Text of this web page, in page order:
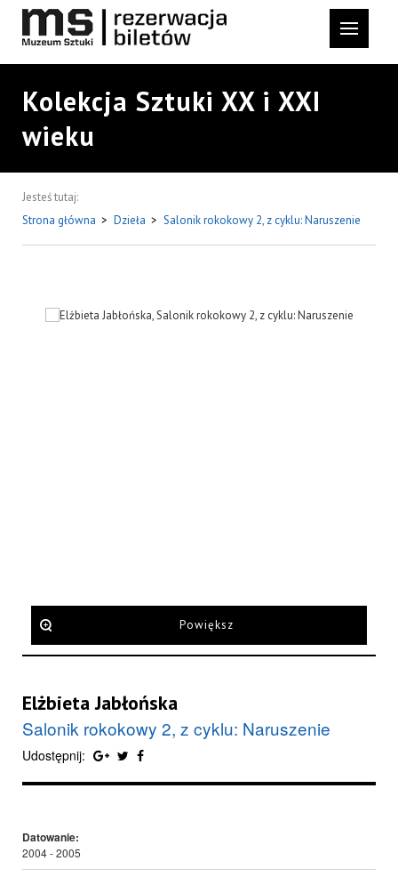
Kolekcja Sztuki XX i XXI
wieku
Jesteś tutaj:
Strona główna > Dzieła > Salonik rokokowy 2, z cyklu: Naruszenie
Powiększ
Elżbieta Jabłońska
Salonik rokokowy 2, z cyklu: Naruszenie
Udostępnij:
Datowanie:
2004 - 2005